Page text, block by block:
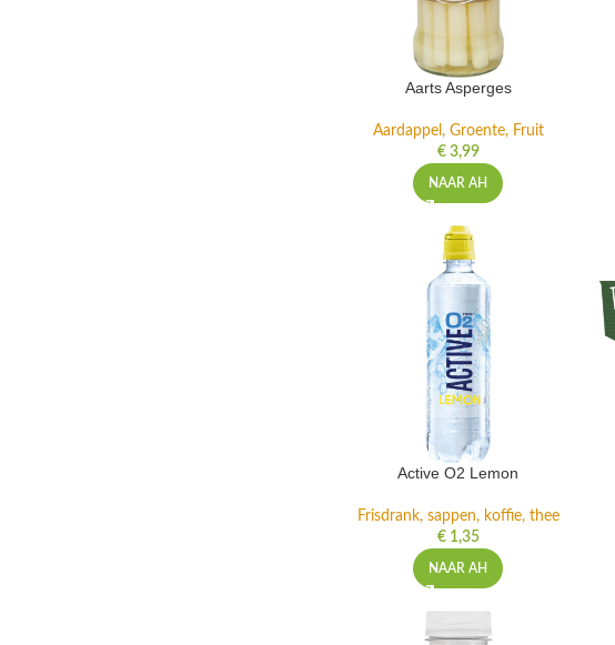
Aarts Asperges
Aardappel, Groente, Fruit
€3,99
NAAR AH
Active O2 Lemon
Frisdrank, sappen, koffie, thee
€1,35
NAAR AH